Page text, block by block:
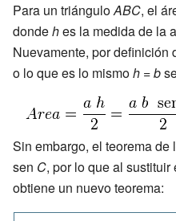
Para un triánguloABC, el
dondehes la medida de la
Nuevamente, por definición
o lo que es lo mismoh =b
Sin embargo, el teorema
sen C, por lo que al
obtiene un nuevo teorema: